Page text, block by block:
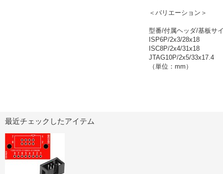
＜バリエーション＞
型番/付属ヘッダ/基板サ
ISP6P/2x3/28x18
ISC8P/2x4/31x18
JTAG10P/2x5/33x17.4
（単位：mm）
最近チェックしたアイテム